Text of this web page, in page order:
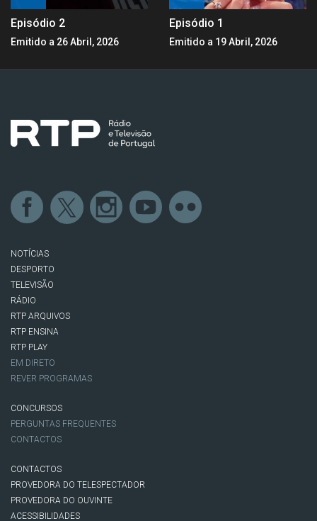
Episódio 2
Emitido a 26 Abril, 2026
Episódio 1
Emitido a 19 Abril, 2026
NOTÍCIAS
DESPORTO
TELEVISÃO
RÁDIO
RTP ARQUIVOS
RTP ENSINA
RTP PLAY
EM DIRETO
REVER PROGRAMAS
CONCURSOS
PERGUNTAS FREQUENTES
CONTACTOS
CONTACTOS
PROVEDORA DO TELESPECTADOR
PROVEDORA DO OUVINTE
ACESSIBILIDADES